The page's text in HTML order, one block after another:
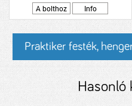
A bolthoz
Info
Praktiker festék,
Hasonló